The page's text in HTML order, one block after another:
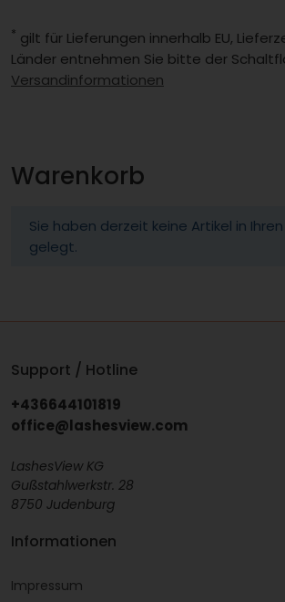
* gilt für Lieferungen innerhalb EU,
Länder entnehmen Sie bitte der
Versandinformationen
Warenkorb
Sie haben derzeit keine Artikel in
gelegt.
Support / Hotline
+436644101819
office@lashesview.com
LashesView KG
Gußstahlwerkstr. 28
8750 Judenburg
Informationen
Impressum